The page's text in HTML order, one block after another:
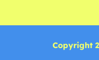
Copyright